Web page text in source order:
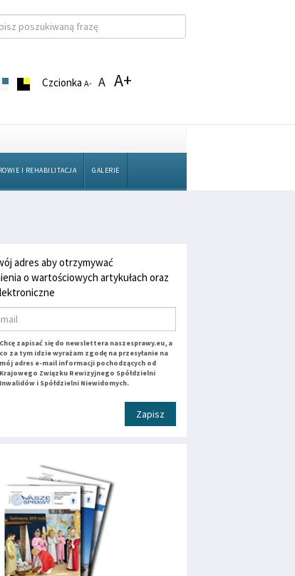
CzcionkaA- A A+
I REHABILITACJA GALERIE
adres aby otrzymywać
o wartościowych artykułach oraz
Chcę zapisać się do newslettera naszesprawy.eu, a
co za tym idzie wyrażam zgodę na przesyłanie na
mój adres e-mail informacji pochodzących od
Krajowego Związku Rewizyjnego Spółdzielni
Inwalidów i Spółdzielni Niewidomych.
Zapisz